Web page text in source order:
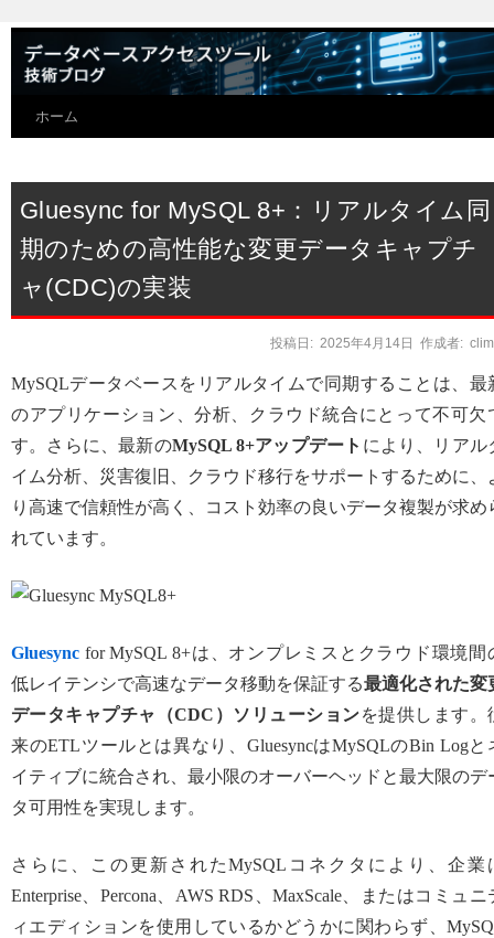
ホーム
Gluesync for MySQL 8+：リアルタイム同
期のための高性能な変更データキャプチ
ャ(CDC)の実装
投稿日: 2025年4月14日 作成者:
MySQLデータベースをリアルタイムで同期することは、最
のアプリケーション、分析、クラウド統合にとって不可欠
す。さらに、最新のMySQL 8+アップデート により、リアル
イム分析、災害復旧、クラウド移行をサポートするために、
り高速で信頼性が高く、コスト効率の良いデータ複製が求め
れています。
Gluesync for MySQL 8+は、オンプレミスとクラウド環境間
低レイテンシで高速なデータ移動を保証する最適化された変
データキャプチャ（CDC）ソリューションを提供します。
来のETLツールとは異なり、GluesyncはMySQLのBin Logと
イティブに統合され、最小限のオーバーヘッドと最大限のデ
タ可用性を実現します。
さらに、この更新されたMySQLコネクタにより、企業
Enterprise、Percona、AWS RDS、MaxScale、またはコミュニ
ィエディションを使用しているかどうかに関わらず、